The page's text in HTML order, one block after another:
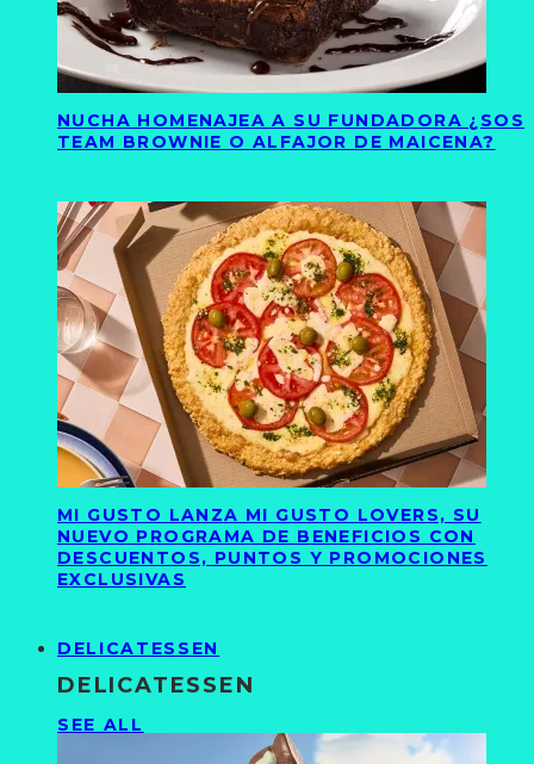
NUCHA HOMENAJEA A SU FUNDADORA ¿SOS
TEAM BROWNIE O ALFAJOR DE MAICENA?
MI GUSTO LANZA MI GUSTO LOVERS, SU
NUEVO PROGRAMA DE BENEFICIOS CON
DESCUENTOS, PUNTOS Y PROMOCIONES
EXCLUSIVAS
DELICATESSEN
DELICATESSEN
SEE ALL